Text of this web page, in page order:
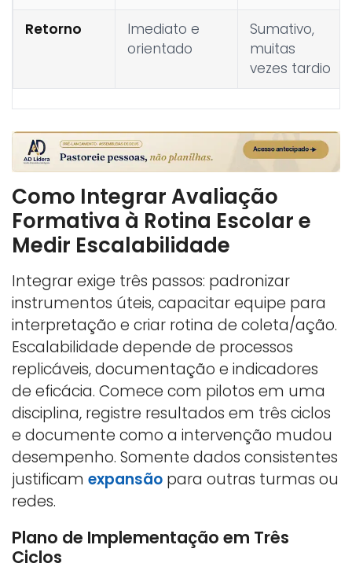
Retorno
Imediato e
orientado
Sumativo,
muitas
vezes tardio
Como Integrar Avaliação
Formativa à Rotina Escolar e
Medir Escalabilidade
Integrar exige três passos: padronizar
instrumentos úteis, capacitar equipe para
interpretação e criar rotina de coleta/ação.
Escalabilidade depende de processos
replicáveis, documentação e indicadores
de eficácia. Comece com pilotos em uma
disciplina, registre resultados em três ciclos
e documente como a intervenção mudou
desempenho. Somente dados consistentes
justificam expansão para outras turmas ou
redes.
Plano de Implementação em Três
Ciclos